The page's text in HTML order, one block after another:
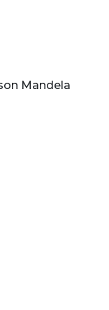
Mandela